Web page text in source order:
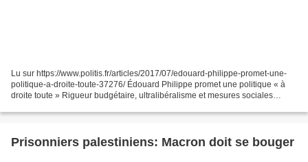
Lu sur https://www.politis.fr/articles/2017/07/edouard-philippe-promet-une-
politique-a-droite-toute-37276/ Édouard Philippe promet une politique « à
droite toute » Rigueur budgétaire, ultralibéralisme et mesures sociales
Prisonniers palestiniens: Macron doit se bouger